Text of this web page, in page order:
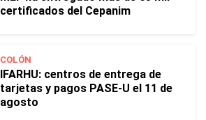
certificados del Cepanim
COLÓN
IFARHU: centros de entrega de
tarjetas y pagos PASE-U el 11 de
agosto